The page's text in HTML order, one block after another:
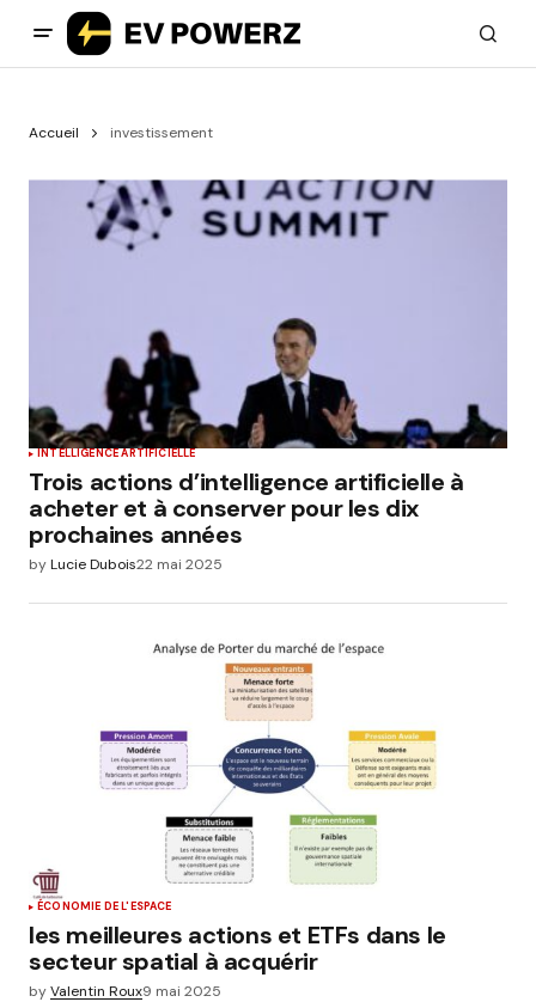
Accueil investissement
INTELLIGENCE ARTIFICIELLE
Trois actions d’intelligence artificielle à
acheter et à conserver pour les dix
prochaines années
byLucie Dubois22 mai 2025
ÉCONOMIE DE L'ESPACE
les meilleures actions et ETFs dans le
secteur spatial à acquérir
byValentin Roux9 mai 2025